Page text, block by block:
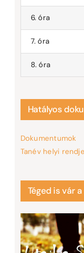
6. óra
7. óra
8. óra
Hatályos
Dokumentumok
Tanév helyi rendje
Téged is vár